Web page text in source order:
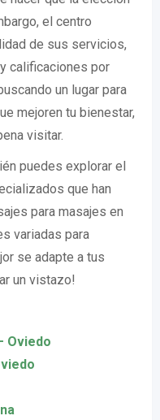
el centro
de sus servicios,
calificaciones por
un lugar para
mejoren tu bienestar,
visitar.
puedes explorar el
que han
para masajes en
variadas para
se adapte a tus
un vistazo!
Oviedo